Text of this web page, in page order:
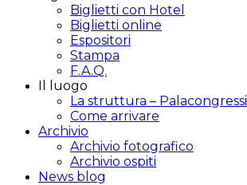
Biglietti con Hotel
Biglietti online
Espositori
Stampa
F.A.Q.
Il luogo
La struttura – Palacongressi
Come arrivare
Archivio
Archivio fotografico
Archivio ospiti
News blog